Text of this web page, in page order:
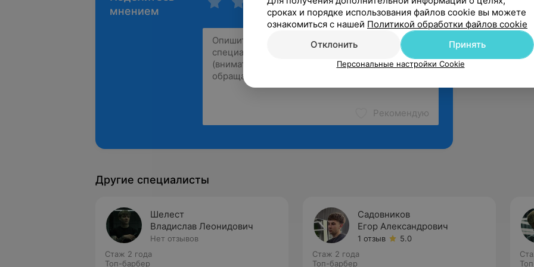
мнением
Рекомендую
Другие специалисты
Шелест
Владислав Леонидович
Нет отзывов
Стаж 2 года
Топ-барбер
Садовников
Егор Александрович
1 отзыв
5.0
Стаж 2 года
Топ-барбер
сроках и порядке использования файлов cookie вы можете
ознакомиться с нашей Политикой обработки файлов cookie
Отклонить
Принять
Персональные настройки Cookie